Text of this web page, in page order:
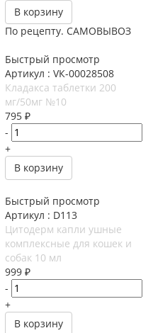
В корзину
По рецепту. САМОВЫВОЗ
Быстрый просмотр
Артикул : VК-00028508
Кладакса таблетки 200
мг/50мг №10
795 ₽
-
+
В корзину
Быстрый просмотр
Артикул : D113
Цитодерм капли ушные
комплексные для кошек и
собак 10 мл
999 ₽
-
+
В корзину